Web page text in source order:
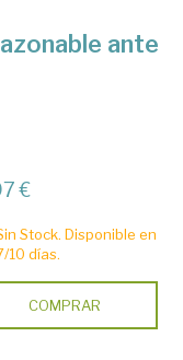
ante
€
Stock. Disponible en
10 días.
COMPRAR